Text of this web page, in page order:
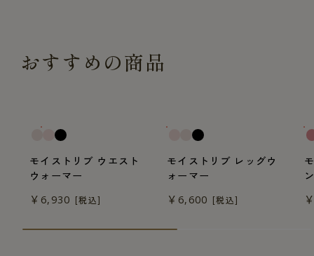
おすすめの商品
モイストリブ ウエスト
ウォーマー
￥6,930 [税込]
モイストリブ レッグウ
ォーマー
￥6,600 [税込]